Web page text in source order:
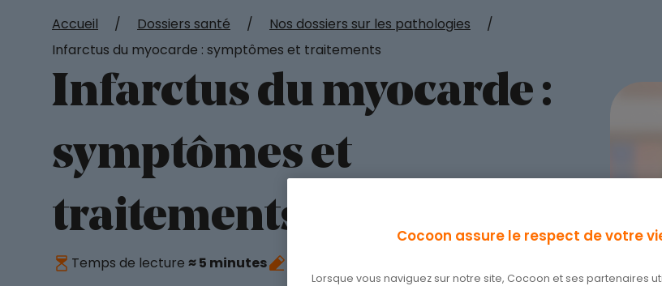
Accueil / Dossiers santé / Nos dossiers sur les pathologies
/
Infarctus du myocarde : symptômes et traitements
Infarctus du myocarde :
symptômes et
traitements
Temps de lecture ≈ 5 minutes
Cocoon assure le respect de votre
Lorsque vous naviguez sur notre site, Cocoon et ses partenaires